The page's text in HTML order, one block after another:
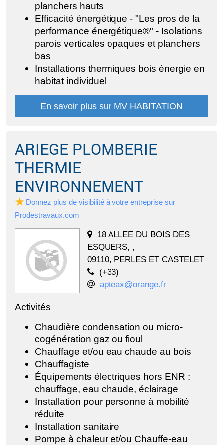
planchers hauts
Efficacité énergétique - "Les pros de la
performance énergétique®" - Isolations
parois verticales opaques et planchers
bas
Installations thermiques bois énergie en
habitat individuel
En savoir plus sur MV HABITATION
ARIEGE PLOMBERIE
THERMIE
ENVIRONNEMENT
Donnez plus de visibilité à votre entreprise sur
Prodestravaux.com
18 ALLEE DU BOIS DES
ESQUERS, ,
09110, PERLES ET CASTELET
(+33)
apteax@orange.fr
Activités
Chaudière condensation ou micro-
cogénération gaz ou fioul
Chauffage et/ou eau chaude au bois
Chauffagiste
Équipements électriques hors ENR :
chauffage, eau chaude, éclairage
Installation pour personne à mobilité
réduite
Installation sanitaire
Pompe à chaleur et/ou Chauffe-eau